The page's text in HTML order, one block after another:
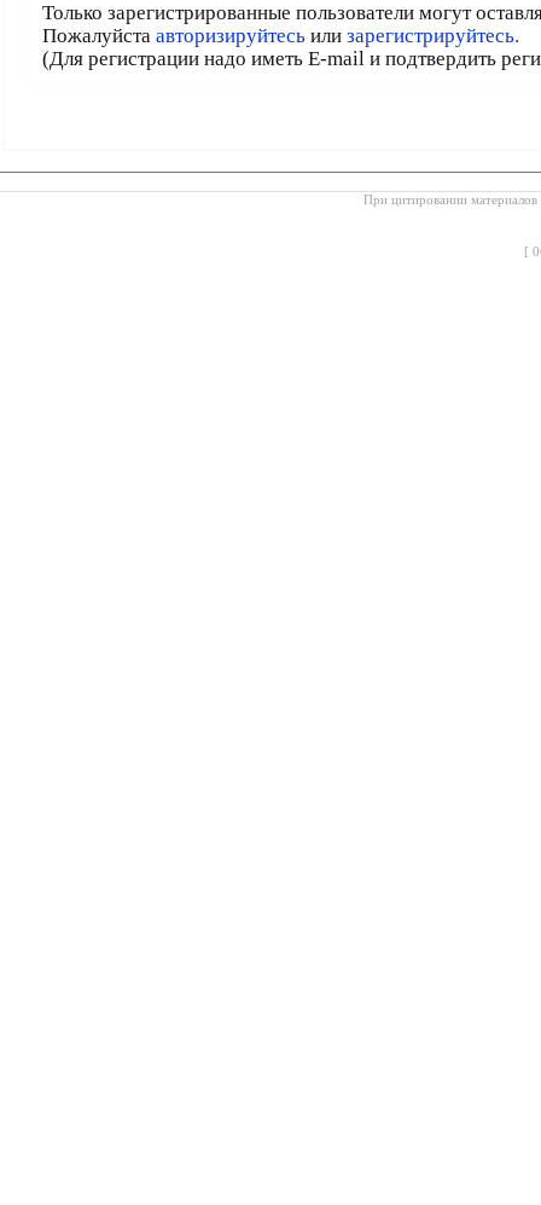
Только зарегистрированные пользователи могут
Пожалуйста авторизируйтесьили зарегистрируйтесь.
(Для регистрации надо иметь E-mail и подтвердить
При цитировании материалов
[